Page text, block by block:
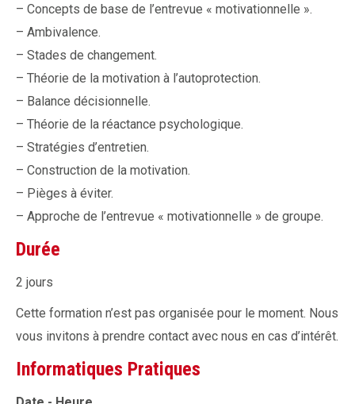
– Concepts de base de l’entrevue « motivationnelle ».
– Ambivalence.
– Stades de changement.
– Théorie de la motivation à l’autoprotection.
– Balance décisionnelle.
– Théorie de la réactance psychologique.
– Stratégies d’entretien.
– Construction de la motivation.
– Pièges à éviter.
– Approche de l’entrevue « motivationnelle » de groupe.
Durée
2 jours
Cette formation n’est pas organisée pour le moment. Nous
vous invitons à prendre contact avec nous en cas d’intérêt.
Informatiques Pratiques